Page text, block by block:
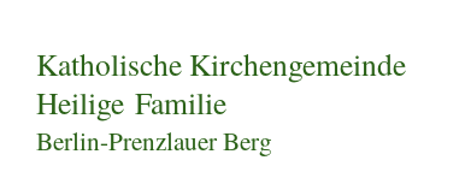
Katholische Kirchengemeinde
Heilige Familie
Berlin-Prenzlauer Berg